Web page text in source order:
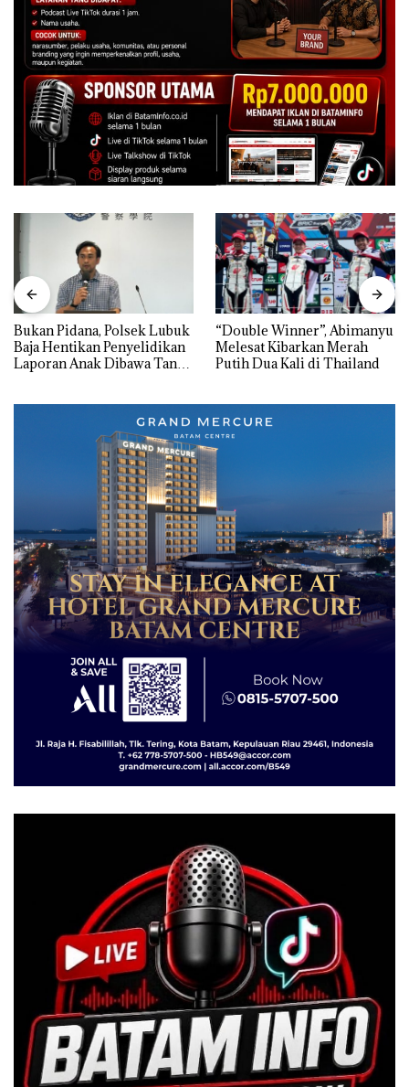
Bukan Pidana, Polsek Lubuk
Baja Hentikan Penyelidikan
Laporan Anak Dibawa Tanpa
“Double Winner”, Abimanyu
Melesat Kibarkan Merah
Putih Dua Kali di Thailand